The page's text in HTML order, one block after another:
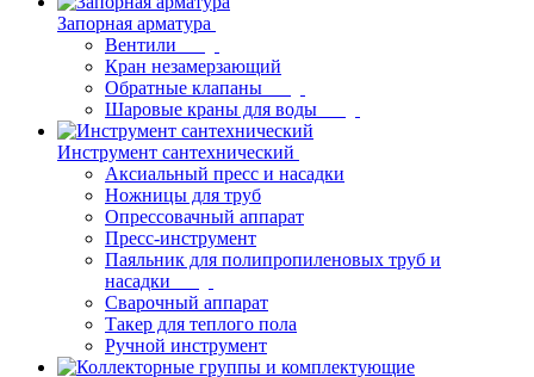
Запорная арматура
Вентили
Кран незамерзающий
Обратные клапаны
Шаровые краны для воды
Инструмент сантехнический
Аксиальный пресс и насадки
Ножницы для труб
Опрессовачный аппарат
Пресс-инструмент
Паяльник для полипропиленовых труб и
насадки
Сварочный аппарат
Такер для теплого пола
Ручной инструмент